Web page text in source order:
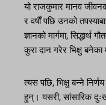
यो राजकुमार मानव
र वर्षौं पछि उनको
ज्ञानको मार्गमा,
कुरा दान गरेर भिक्षु
त्यस पछि, भिक्षु बन्ने
हुन्। यसरी, सांसारिक